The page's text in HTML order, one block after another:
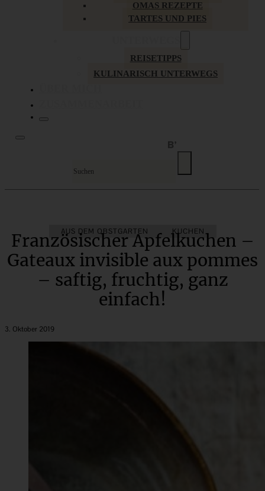
OMAS REZEPTE
TARTES UND PIES
REISETIPPS
KULINARISCH UNTERWEGS
AUS DEM OBSTGARTEN KUCHEN
Französischer Apfelkuchen –
Gateaux invisible aux pommes
– saftig, fruchtig, ganz
einfach!
3. Oktober 2019